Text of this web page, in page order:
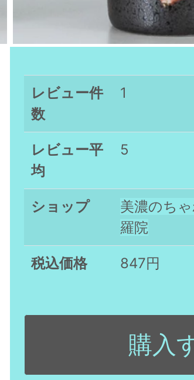
レビュー件
数
1
レビュー平
均
5
ショップ
美濃のち
羅院
税込価格 847円
購入